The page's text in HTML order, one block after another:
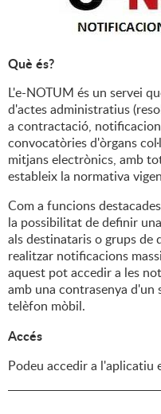
Què és?
L'e-NOTUM és un servei
d'actes administratius
a contractació,
convocatòries d'òrgans
mitjans electrònics, amb
estableix la normativa
Com a funcions
la possibilitat de definir
als destinataris o grups de
realitzar notificacions
aquest pot accedir a les
amb una contrasenya d'un
telèfon mòbil.
Accés
Podeu accedir a